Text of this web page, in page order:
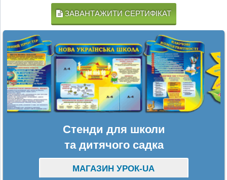
ЗАВАНТАЖИТИ СЕРТИФІКАТ
Стенди для школи
та дитячого садка
МАГАЗИН УРОК-UA